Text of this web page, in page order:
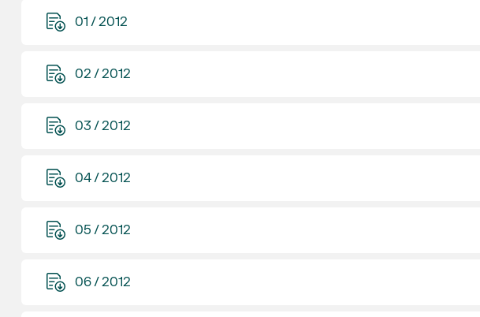
01 / 2012
02 / 2012
03 / 2012
04 / 2012
05 / 2012
06 / 2012